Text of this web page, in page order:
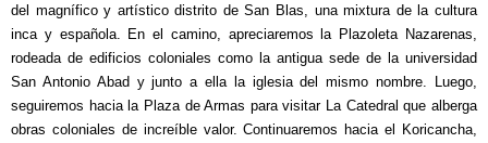
del magnífico y artístico distrito de San Blas, una mixtura de la cultura
inca y española. En el camino, apreciaremos la Plazoleta Nazarenas,
rodeada de edificios coloniales como la antigua sede de la universidad
San Antonio Abad y junto a ella la iglesia del mismo nombre. Luego,
seguiremos hacia la Plaza de Armas para visitar La Catedral que alberga
obras coloniales de increíble valor. Continuaremos hacia el Koricancha,